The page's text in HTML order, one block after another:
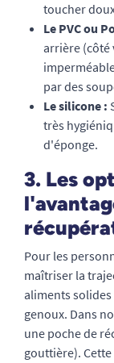
toucher
Le PVC ou
arrière (côté
par des
Le silicone :
très
d'éponge.
3. Les
Pour les
maîtriser la
aliments
genoux. Dans
une poche de
gouttière).